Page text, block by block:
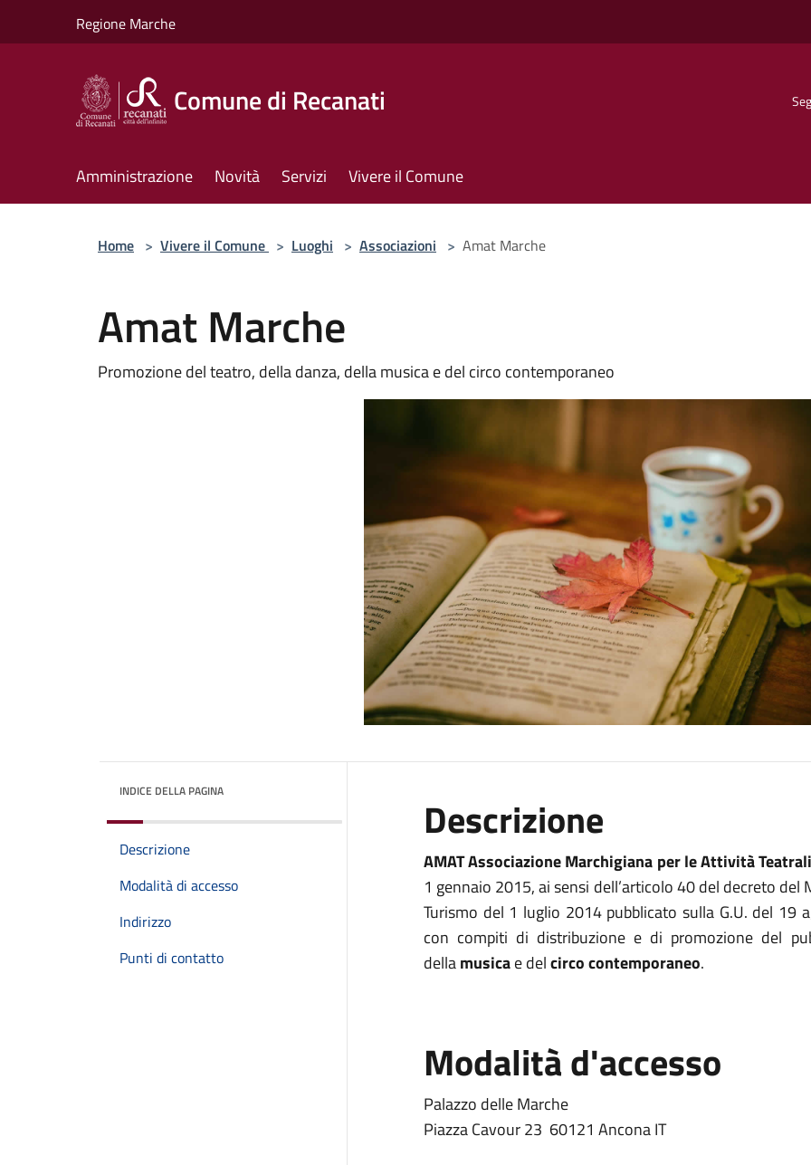
Regione Marche
Comune di Recanati
Amministrazione Novità Servizi Vivere il Comune
Home > Vivere il Comune > Luoghi > Associazioni > Amat Marche
Amat Marche
Promozione del teatro, della danza, della musica e del circo contemporaneo
INDICE DELLA PAGINA
Descrizione
Modalità di accesso
Indirizzo
Punti di contatto
Descrizione
AMAT Associazione Marchigiana per le Attività
1 gennaio 2015, ai sensi dell’articolo 40 del decreto
Turismo del 1 luglio 2014 pubblicato sulla G.U. del
con compiti di distribuzione e di promozione del
dellamusicae delcirco contemporaneo.
Modalità d'accesso
Palazzo delle Marche
Piazza Cavour 23 60121 Ancona IT